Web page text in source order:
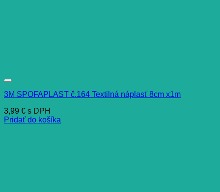
3M SPOFAPLAST č.164 Textilná náplasť 8cm x1m
3,99 € s DPH
Pridať do košíka